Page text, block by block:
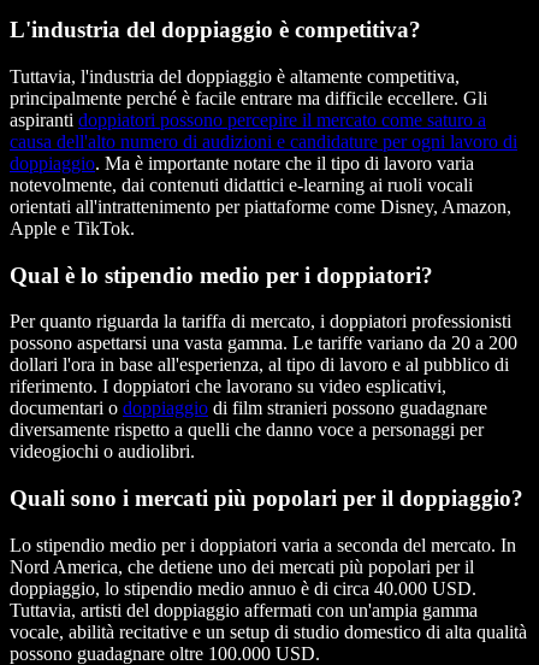
L'industria del doppiaggio è competitiva?
Tuttavia, l'industria del doppiaggio è altamente competitiva,
principalmente perché è facile entrare ma difficile eccellere. Gli
aspiranti doppiatori possono percepire il mercato come saturo a
causa dell'alto numero di audizioni e candidature per ogni lavoro di
doppiaggio. Ma è importante notare che il tipo di lavoro varia
notevolmente, dai contenuti didattici e-learning ai ruoli vocali
orientati all'intrattenimento per piattaforme come Disney, Amazon,
Apple e TikTok.
Qual è lo stipendio medio per i doppiatori?
Per quanto riguarda la tariffa di mercato, i doppiatori professionisti
possono aspettarsi una vasta gamma. Le tariffe variano da 20 a 200
dollari l'ora in base all'esperienza, al tipo di lavoro e al pubblico di
riferimento. I doppiatori che lavorano su video esplicativi,
documentari o doppiaggio di film stranieri possono guadagnare
diversamente rispetto a quelli che danno voce a personaggi per
videogiochi o audiolibri.
Quali sono i mercati più popolari per il doppiaggio?
Lo stipendio medio per i doppiatori varia a seconda del mercato. In
Nord America, che detiene uno dei mercati più popolari per il
doppiaggio, lo stipendio medio annuo è di circa 40.000 USD.
Tuttavia, artisti del doppiaggio affermati con un'ampia gamma
vocale, abilità recitative e un setup di studio domestico di alta qualità
possono guadagnare oltre 100.000 USD.